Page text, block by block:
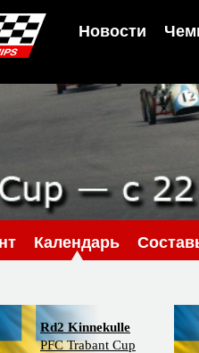
Новости
Календарь
Rd2 Kinnekulle
PFC Trabant Cup